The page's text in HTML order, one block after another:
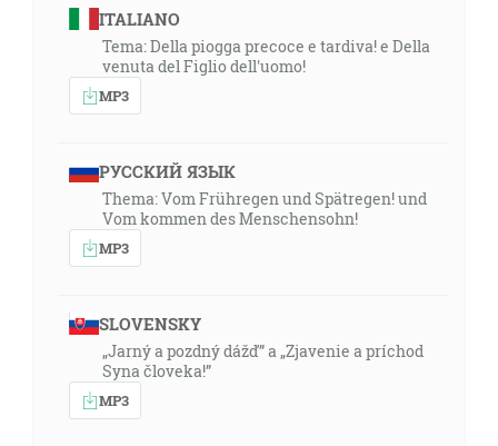
ITALIANO
Tema: Della piogga precoce e tardiva! e Della
venuta del Figlio dell'uomo!
MP3
РУССКИЙ ЯЗЫК
Thema: Vom Frühregen und Spätregen! und
Vom kommen des Menschensohn!
MP3
SLOVENSKY
„Jarný a pozdný dážď” a „Zjavenie a príchod
Syna človeka!”
MP3